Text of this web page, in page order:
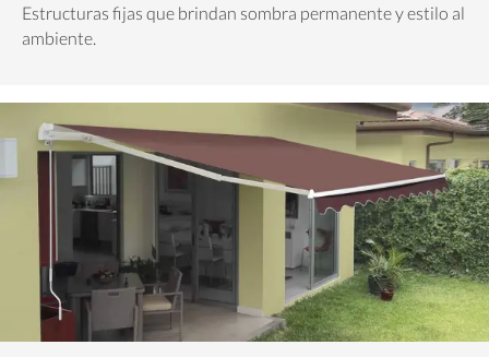
Estructuras fijas que brindan sombra permanente y estilo al
ambiente.